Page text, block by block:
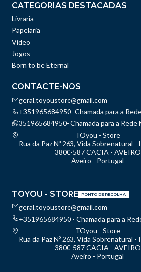
CATEGORIAS DESTACADAS
Livraria
Papelaria
Vídeo
Jogos
Born to be Eternal
CONTACTE-NOS
geral.toyoustore@gmail.com
+351965684950- Chamada para a
351965684950- Chamada para a Rede
TOyou - Store
Rua da Paz Nº 263, Vida Sobrenatural -
3800-587 CACIA - AVEIRO
Aveiro - Portugal
TOYOU - STORE PONTO DE RECOLHA
geral.toyoustore@gmail.com
+351965684950 - Chamada para a
TOyou - Store
Rua da Paz Nº 263, Vida Sobrenatural -
3800-587 CACIA - AVEIRO
Aveiro - Portugal